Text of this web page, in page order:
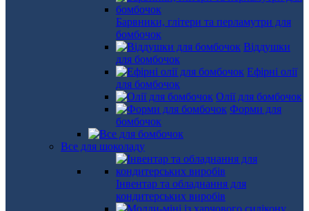
Барвники, глітери та перламутри для
бомбочок
Віддушки
для бомбочок
Ефірні олії
для бомбочок
Олії для бомбочок
Форми для
бомбочок
Все для шоколаду
Інвентар та обладнання для
кондитерських виробів